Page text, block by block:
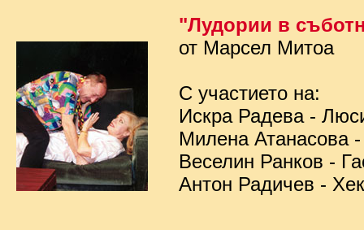
"Лудории в
от Марсел Митоа
С участието на:
Искра Радева -
Милена Атанасова
Веселин Ранков -
Антон Радичев -